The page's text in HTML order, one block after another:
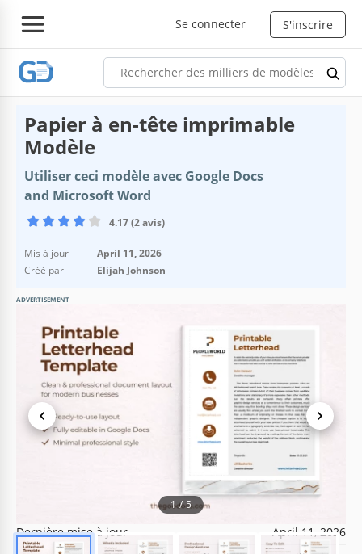
Se connecter S'inscrire
Papier à en-tête imprimable
Modèle
Utiliser ceci modèle avec Google Docs
and Microsoft Word
4.17 (2 avis)
Mis à jour
April 11, 2026
Créé par
Elijah Johnson
ADVERTISEMENT
1/5
Spécifications du modèle
Google Docs
Dernière mise à jour
April 11, 2026